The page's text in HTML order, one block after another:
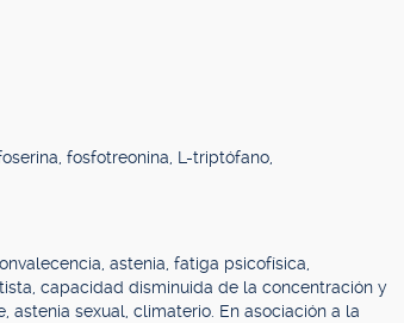
fosfotreonina, L-triptófano,
astenia, fatiga psicofísica,
capacidad disminuida de la concentración y
sexual, climaterio. En asociación a la